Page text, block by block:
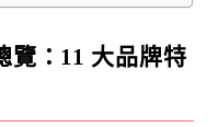
覽：11 大品牌特